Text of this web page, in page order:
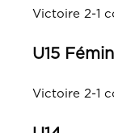
Victoire 2-1
U15
Victoire 2-1